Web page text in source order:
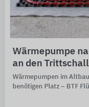
Wärmepumpe
an den
Wärmepumpen im
be­nöti­gen Platz – BTF